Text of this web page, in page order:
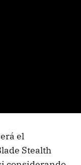
el
Stealth